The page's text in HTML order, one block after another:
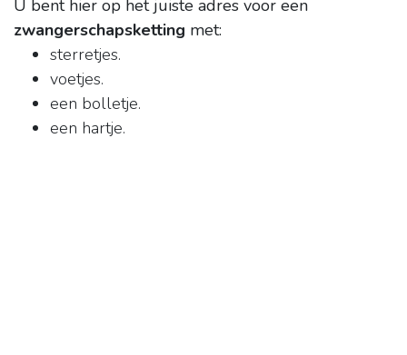
U bent hier op het juiste adres voor een
zwangerschapsketting met:
sterretjes.
voetjes.
een bolletje.
een hartje.